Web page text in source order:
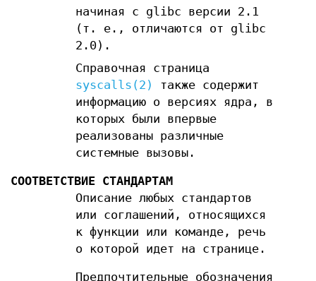
начиная с glibc версии 2.1
(т. е., отличаются от glibc
2.0).
Справочная страница
syscalls(2)
также содержит
информацию о версиях ядра, в
которых были впервые
реализованы различные
системные вызовы.
СООТВЕТСТВИЕ СТАНДАРТАМ
Описание любых стандартов
или соглашений, относящихся
к функции или команде, речь
о которой идет на странице.
Предпочтительные обозначения